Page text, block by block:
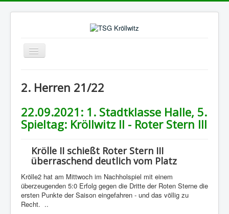
Navigation
an/aus
2. Herren 21/22
22.09.2021: 1. Stadtklasse Halle, 5.
Spieltag: Kröllwitz II - Roter Stern III
Krölle II schießt Roter Stern III
überraschend deutlich vom Platz
Krölle2 hat am Mittwoch im Nachholspiel mit einem
überzeugenden 5:0 Erfolg gegen die Dritte der Roten Sterne die
ersten Punkte der Saison eingefahren - und das völlig zu
Recht. ..